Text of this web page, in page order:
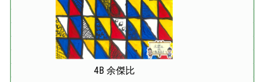
4B 余傑比